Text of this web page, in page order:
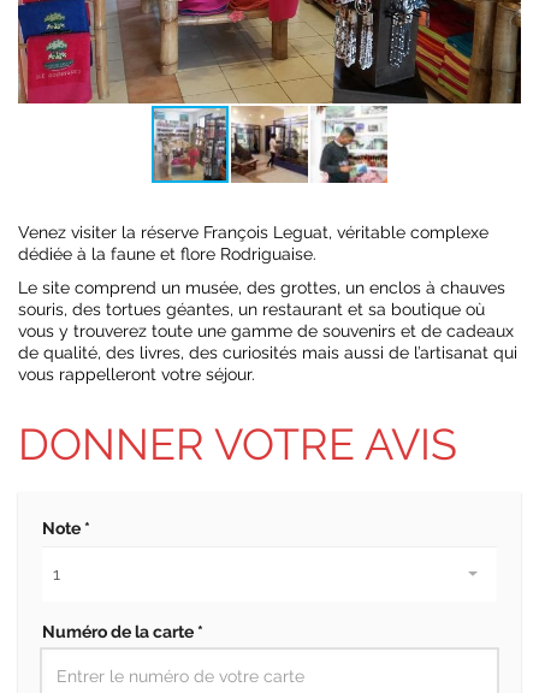
Venez visiter la réserve François Leguat, véritable complexe
dédiée à la faune et flore Rodriguaise.
Le site comprend un musée, des grottes, un enclos à chauves
souris, des tortues géantes, un restaurant et sa boutique où
vous y trouverez toute une gamme de souvenirs et de cadeaux
de qualité, des livres, des curiosités mais aussi de l’artisanat qui
vous rappelleront votre séjour.
DONNER VOTRE AVIS
Note *
Numéro de la carte *